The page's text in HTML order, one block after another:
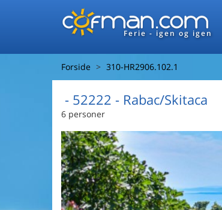
Ferie - igen og igen
Forside 310-HR2906.102.1
- 52222 - Rabac/Skitaca
6 personer